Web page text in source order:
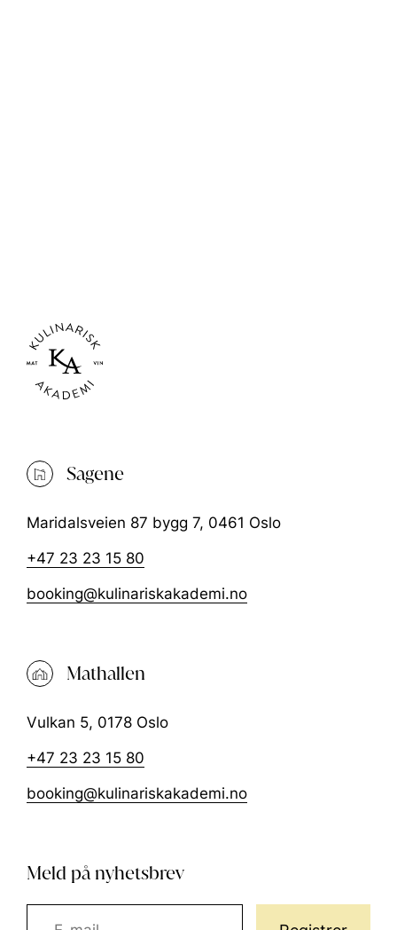
Sagene
Maridalsveien 87 bygg 7, 0461 Oslo
+47 23 23 15 80
booking@kulinariskakademi.no
Mathallen
Vulkan 5, 0178 Oslo
+47 23 23 15 80
booking@kulinariskakademi.no
Meld på nyhetsbrev